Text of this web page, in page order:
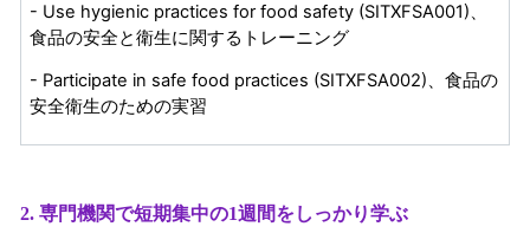
- Use hygienic practices for food safety (SITXFSA001)、
食品の安全と衛生に関するトレーニング
- Participate in safe food practices (SITXFSA002)、食品の
安全衛生のための実習
2. 専門機関で短期集中の1週間をしっかり学ぶ